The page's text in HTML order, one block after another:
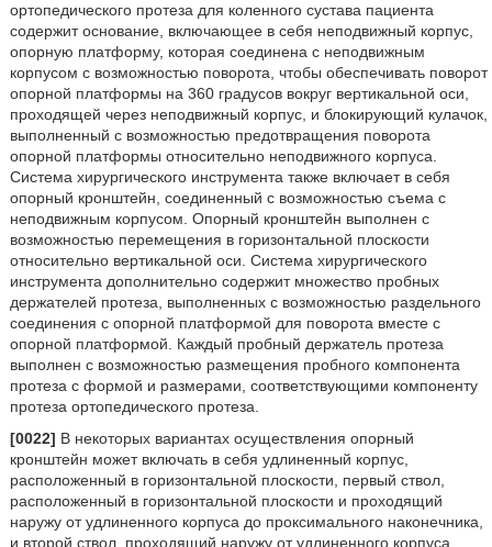
ортопедического протеза для коленного сустава пациента
содержит основание, включающее в себя неподвижный корпус,
опорную платформу, которая соединена с неподвижным
корпусом с возможностью поворота, чтобы обеспечивать поворот
опорной платформы на 360 градусов вокруг вертикальной оси,
проходящей через неподвижный корпус, и блокирующий кулачок,
выполненный с возможностью предотвращения поворота
опорной платформы относительно неподвижного корпуса.
Система хирургического инструмента также включает в себя
опорный кронштейн, соединенный с возможностью съема с
неподвижным корпусом. Опорный кронштейн выполнен с
возможностью перемещения в горизонтальной плоскости
относительно вертикальной оси. Система хирургического
инструмента дополнительно содержит множество пробных
держателей протеза, выполненных с возможностью раздельного
соединения с опорной платформой для поворота вместе с
опорной платформой. Каждый пробный держатель протеза
выполнен с возможностью размещения пробного компонента
протеза с формой и размерами, соответствующими компоненту
протеза ортопедического протеза.
[0022] В некоторых вариантах осуществления опорный
кронштейн может включать в себя удлиненный корпус,
расположенный в горизонтальной плоскости, первый ствол,
расположенный в горизонтальной плоскости и проходящий
наружу от удлиненного корпуса до проксимального наконечника,
и второй ствол, проходящий наружу от удлиненного корпуса